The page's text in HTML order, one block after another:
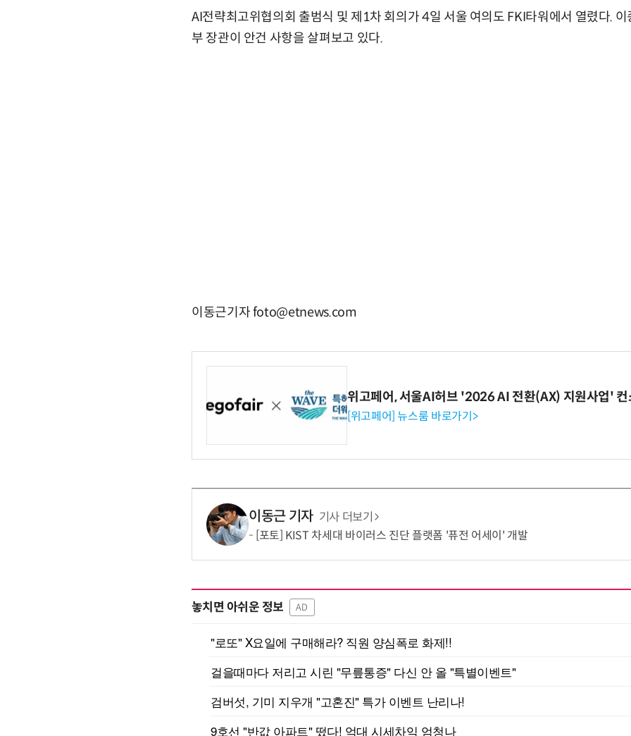
AI전략최고위협의회 출범식 및 제1차 회의가 4일 서울 여의도 FKI타워에서 열렸다.
부 장관이 안건 사항을 살펴보고 있다.
이동근기자 foto@etnews.com
위고페어, 서울AI허브 '2026 AI 전환(AX) 지원사업' 컨
[위고페어] 뉴스룸 바로가기>
이동근 기자 기사 더보기
[포토] KIST 차세대 바이러스 진단 플랫폼 '퓨전 어세이' 개발
놓치면 아쉬운 정보 AD